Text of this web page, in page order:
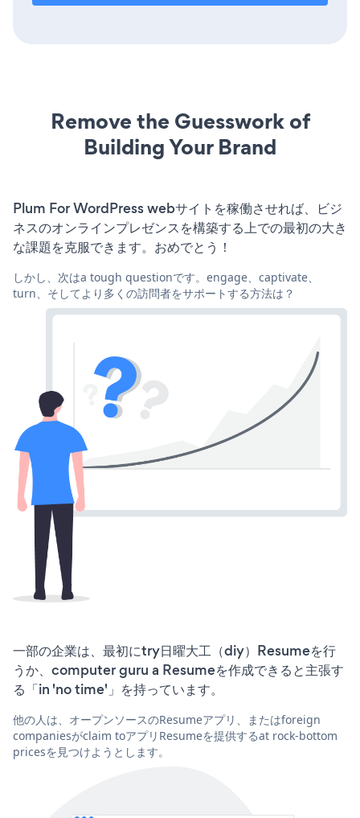
Remove the Guesswork of
Building Your Brand
Plum For WordPress webサイトを稼働させれば、ビジ
ネスのオンラインプレゼンスを構築する上での最初の大き
な課題を克服できます。おめでとう！
しかし、次はa tough questionです。engage、captivate、
turn、そしてより多くの訪問者をサポートする方法は？
一部の企業は、最初にtry日曜大工（diy）Resumeを行
うか、computer guru a Resumeを作成できると主張す
る「in 'no time'」を持っています。
他の人は、オープンソースのResumeアプリ、またはforeign
companiesがclaim toアプリResumeを提供するat rock-bottom
pricesを見つけようとします。